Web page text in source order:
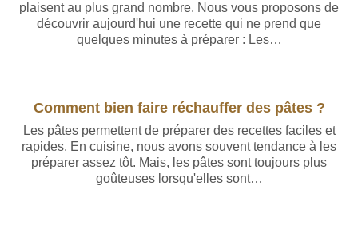
plaisent au plus grand nombre. Nous vous proposons de
découvrir aujourd'hui une recette qui ne prend que
quelques minutes à préparer : Les…
Comment bien faire réchauffer des pâtes ?
Les pâtes permettent de préparer des recettes faciles et
rapides. En cuisine, nous avons souvent tendance à les
préparer assez tôt. Mais, les pâtes sont toujours plus
goûteuses lorsqu'elles sont…